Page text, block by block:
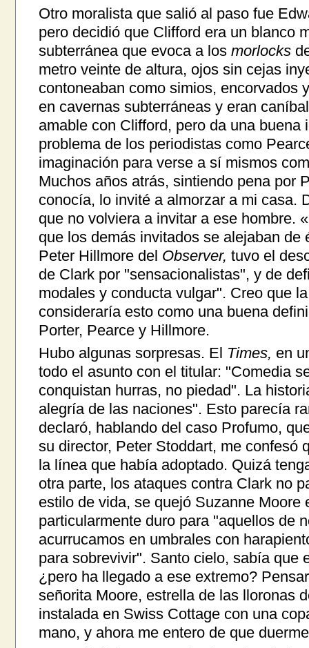
Otro moralista que salió al paso fue
pero decidió que Clifford era un blanco
subterránea que evoca a los morlocks
metro veinte de altura, ojos sin cejas
contoneaban como simios, encorvados
en cavernas subterráneas y eran
amable con Clifford, pero da una buena
problema de los periodistas como
imaginación para verse a sí mismos
Muchos años atrás, sintiendo pena por
conocía, lo invité a almorzar a mi casa.
que no volviera a invitar a ese hombre.
que los demás invitados se alejaban de
Peter Hillmore del Observer, tuvo el
de Clark por "sensacionalistas", y de
modales y conducta vulgar". Creo que
consideraría esto como una buena
Porter, Pearce y Hillmore.
Hubo algunas sorpresas. El Times, en
todo el asunto con el titular: "Comedia
conquistan hurras, no piedad". La
alegría de las naciones". Esto parecía
declaró, hablando del caso Profumo,
su director, Peter Stoddart, me confesó
la línea que había adoptado. Quizá
otra parte, los ataques contra Clark no
estilo de vida, se quejó Suzanne Moore
particularmente duro para "aquellos de
acurrucamos en umbrales con
para sobrevivir". Santo cielo, sabía que
¿pero ha llegado a ese extremo?
señorita Moore, estrella de las lloronas
instalada en Swiss Cottage con una
mano, y ahora me entero de que